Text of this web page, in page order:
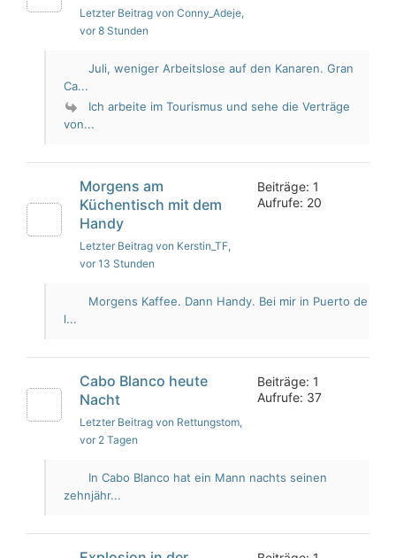
Letzter Beitrag von Conny_Adeje,
vor 8 Stunden
Juli, weniger Arbeitslose auf den Kanaren. Gran
Ca...
Ich arbeite im Tourismus und sehe die Verträge
von...
Morgens am
Küchentisch mit dem
Handy
Letzter Beitrag von Kerstin_TF,
vor 13 Stunden
Beiträge: 1
Aufrufe: 20
Morgens Kaffee. Dann Handy. Bei mir in Puerto de
l...
Cabo Blanco heute
Nacht
Letzter Beitrag von Rettungstom,
vor 2 Tagen
Beiträge: 1
Aufrufe: 37
In Cabo Blanco hat ein Mann nachts seinen
zehnjähr...